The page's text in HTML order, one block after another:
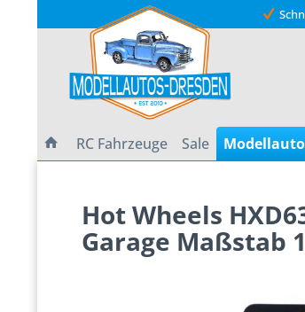
RC Fahrzeuge Sale
Hot Wheels
Garage Maßstab